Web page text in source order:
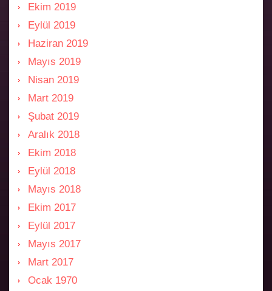
Ekim 2019
Eylül 2019
Haziran 2019
Mayıs 2019
Nisan 2019
Mart 2019
Şubat 2019
Aralık 2018
Ekim 2018
Eylül 2018
Mayıs 2018
Ekim 2017
Eylül 2017
Mayıs 2017
Mart 2017
Ocak 1970